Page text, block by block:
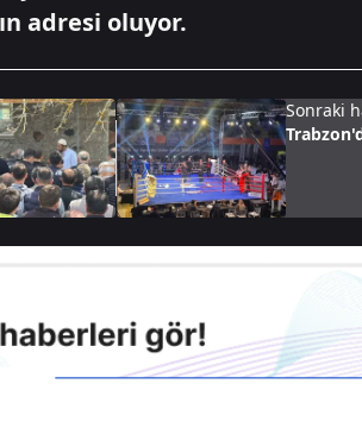
adresi oluyor.
Sonraki